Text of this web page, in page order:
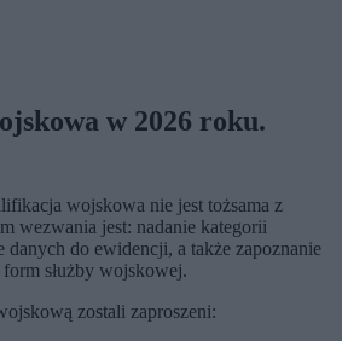
w 2026 roku.
wojskowa nie jest tożsama z
wezwania jest: nadanie kategorii
danych do ewidencji, a także zapoznanie
służby wojskowej.
zostali zaproszeni: